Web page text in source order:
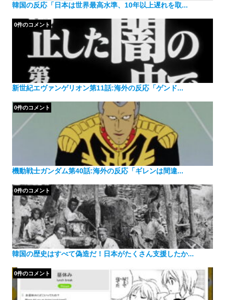
韓国の反応「日本は世界最高水準、10年以上遅れを取...
新世紀エヴァンゲリオン第11話:海外の反応「ゲンド...
0件のコメント
機動戦士ガンダム第40話:海外の反応「ギレンは間違...
0件のコメント
韓国の歴史はすべて偽造だ！日本がたくさん支援したか...
0件のコメント
0件のコメント